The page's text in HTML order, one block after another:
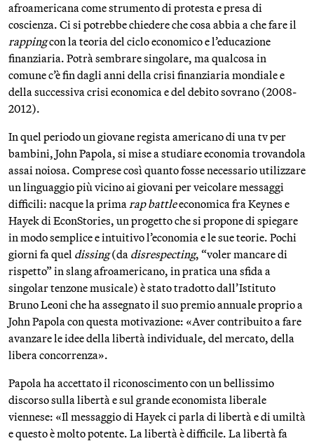
afroamericana come strumento di protesta e presa di
coscienza. Ci si potrebbe chiedere che cosa abbia a che fare il
rappingcon la teoria del ciclo economico e l’educazione
finanziaria. Potrà sembrare singolare, ma qualcosa in
comune c’è fin dagli anni della crisi finanziaria mondiale e
della successiva crisi economica e del debito sovrano (2008-
2012).
In quel periodo un giovane regista americano di una tv per
bambini, John Papola, si mise a studiare economia trovandola
assai noiosa. Comprese così quanto fosse necessario utilizzare
un linguaggio più vicino ai giovani per veicolare messaggi
difficili: nacque la primarap battleeconomica fra Keynes e
Hayek di EconStories, un progetto che si propone di spiegare
in modo semplice e intuitivo l’economia e le sue teorie. Pochi
giorni fa quel dissing(da disrespecting, “voler mancare di
rispetto” in slang afroamericano, in pratica una sfida a
singolar tenzone musicale) è stato tradotto dall’Istituto
Bruno Leoni che ha assegnato il suo premio annuale proprio a
John Papola con questa motivazione: «Aver contribuito a fare
avanzare le idee della libertà individuale, del mercato, della
libera concorrenza».
Papola ha accettato il riconoscimento con un bellissimo
discorso sulla libertà e sul grande economista liberale
viennese: «Il messaggio di Hayek ci parla di libertà e di umiltà
e questo è molto potente. La libertà è difficile. La libertà fa